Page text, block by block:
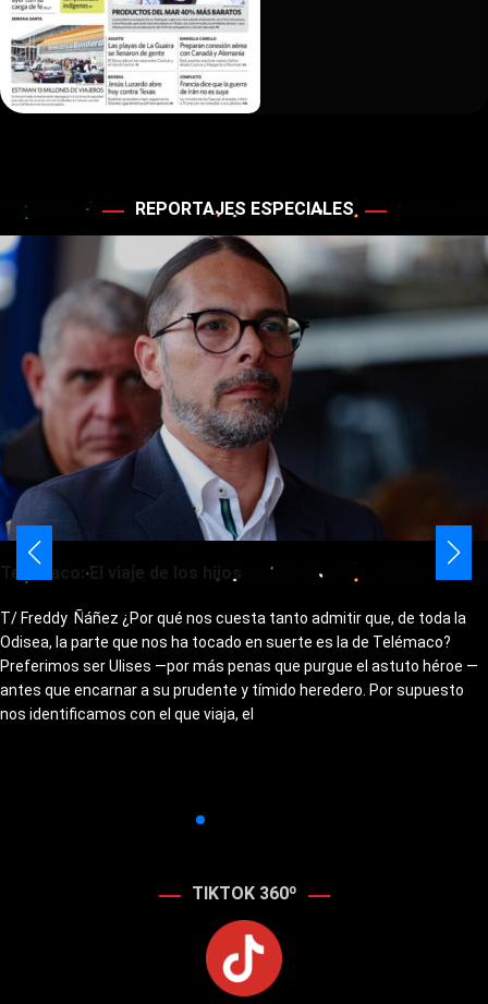
REPORTAJES ESPECIALES
Telémaco: El viaje de los hijos
T/ Freddy Ñáñez ¿Por qué nos cuesta tanto admitir que, de toda la
Odisea, la parte que nos ha tocado en suerte es la de Telémaco?
Preferimos ser Ulises —por más penas que purgue el astuto héroe —
antes que encarnar a su prudente y tímido heredero. Por supuesto
nos identificamos con el que viaja, el
TIKTOK 360º